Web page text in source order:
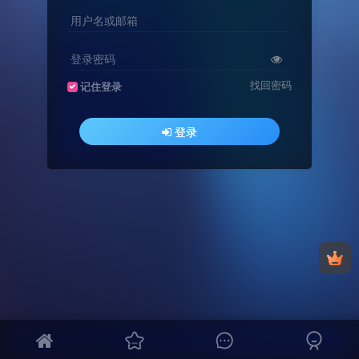
用户名或邮箱
登录密码
记住登录 找回密码
登录